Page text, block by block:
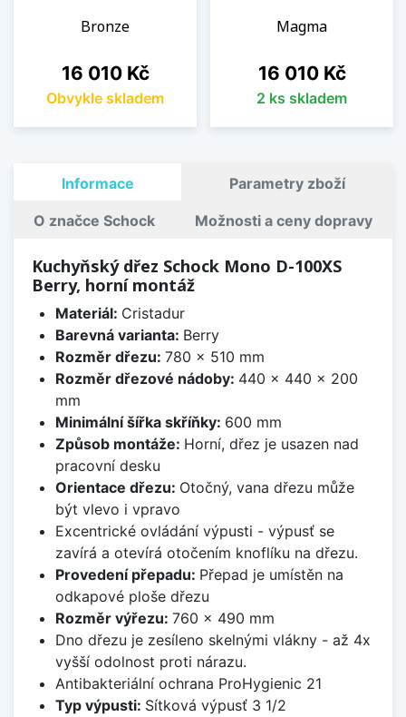
Bronze
Cena
16 010 Kč
Obvykle skladem
Magma
Cena
16 010 Kč
2 ks skladem
Informace Parametry zboží
O značce Schock Možnosti a ceny dopravy
Kuchyňský dřez Schock Mono D-100XS
Berry, horní montáž
Materiál: Cristadur
Barevná varianta: Berry
Rozměr dřezu: 780 x 510 mm
Rozměr dřezové nádoby: 440 x 440 x 200
mm
Minimální šířka skříňky: 600 mm
Způsob montáže: Horní, dřez je usazen nad
pracovní desku
Orientace dřezu: Otočný, vana dřezu může
být vlevo i vpravo
Excentrické ovládání výpusti - výpusť se
zavírá a otevírá otočením knoflíku na dřezu.
Provedení přepadu: Přepad je umístěn na
odkapové ploše dřezu
Rozměr výřezu: 760 x 490 mm
Dno dřezu je zesíleno skelnými vlákny - až 4x
vyšší odolnost proti nárazu.
Antibakteriální ochrana ProHygienic 21
Typ výpusti: Sítková výpusť 3 1/2